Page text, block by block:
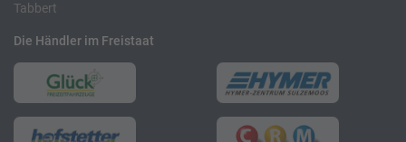
Tabbert
Die Händler im Freistaat